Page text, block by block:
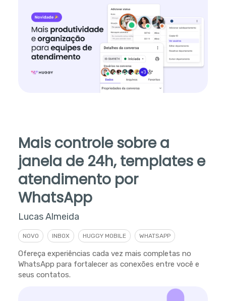
Mais controle sobre a
janela de 24h, templates e
atendimento por
WhatsApp
Lucas Almeida
NOVO INBOX HUGGY MOBILE WHATSAPP
Ofereça experiências cada vez mais completas no
WhatsApp para fortalecer as conexões entre você e
seus contatos.